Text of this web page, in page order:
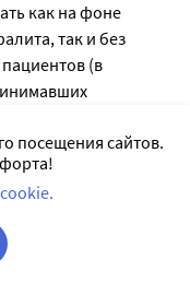
как на фоне
так и без
(в
(включая такие
во
поведение, бред,
ночные
опасными
посещения сайтов.